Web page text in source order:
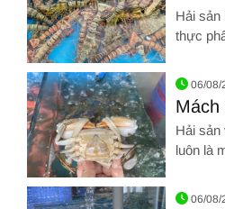
Hình ảnh về Vì sao chúng ta
chọn
sạch,
Hải sản
thực
trường
nhiều
hải sản.
Hình ảnh về Mách bạn cách
06/08/
Mách
sản
Hải
luôn là
06/08/